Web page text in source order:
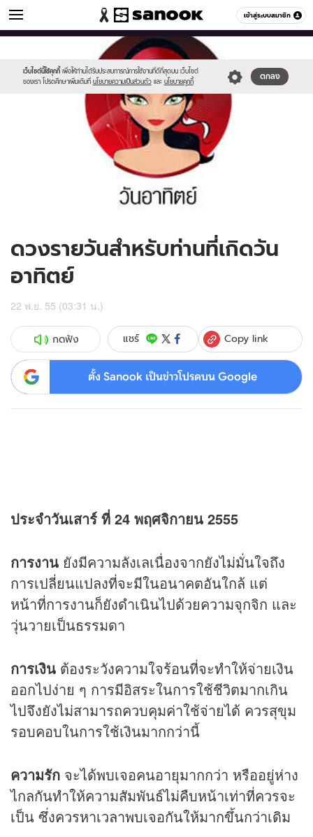
เข้าสู่ระบบสมาชิก
ดูดวง หมวดอื่นๆ
เว็บไซต์นี้ใช้คุกกี้ เพื่อให้ท่านได้รับประสบการณ์การใช้งานที่ดีที่สุดบน เว็บไซต์
ของเรา โปรดศึกษาเพิ่มเติมที่ นโยบายความเป็นส่วนตัว และ นโยบายคุกกี้
ตกลง
//s.isanook.com/sr/0/images/logo-
sanook.png
//s.isanook.com/ho/0/ud/7/37837/170-
ดวงรายวันสำหรับท่านที่เกิดวัน
อาทิตย์
22 พ.ย. 55 (03:31 น.)
กดฟัง แชร์ Copy link
ตั้ง Sanook เป็นข่าวโปรดบน Google
ประจำวันเสาร์ ที่ 24 พฤศจิกายน 2555
การงาน ยังมีความลังเลเนื่องจากยังไม่มั่นใจถึง
การเปลี่ยนแปลงที่จะมีในอนาคตอันใกล้ แต่
หน้าที่การงานก็ยังดำเนินไปด้วยความจุกจิก และ
วุ่นวายเป็นธรรมดา
การเงิน ต้องระวังความใจร้อนที่จะทำให้จ่ายเงิน
ออกไปง่าย ๆ การมีอิสระในการใช้ชีวิตมากเกิน
ไปจึงยังไม่สามารถควบคุมค่าใช้จ่ายได้ ควรสุขุม
รอบคอบในการใช้เงินมากกว่านี้
ความรัก จะได้พบเจอคนอายุมากกว่า หรืออยู่ห่าง
ไกลกันทำให้ความสัมพันธ์ไม่คืบหน้าเท่าที่ควรจะ
เป็น ซึ่งควรหาเวลาพบเจอกันให้มากขึ้นกว่าเดิม